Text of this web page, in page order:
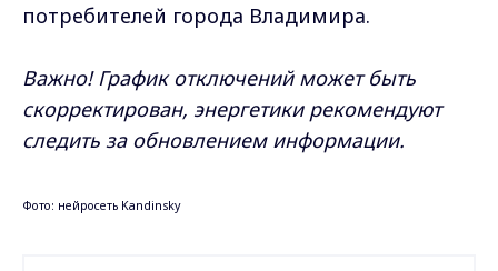
потребителей города Владимира.
Важно! График отключений может быть
скорректирован, энергетики рекомендуют
следить за обновлением информации.
Фото: нейросеть Kandinsky